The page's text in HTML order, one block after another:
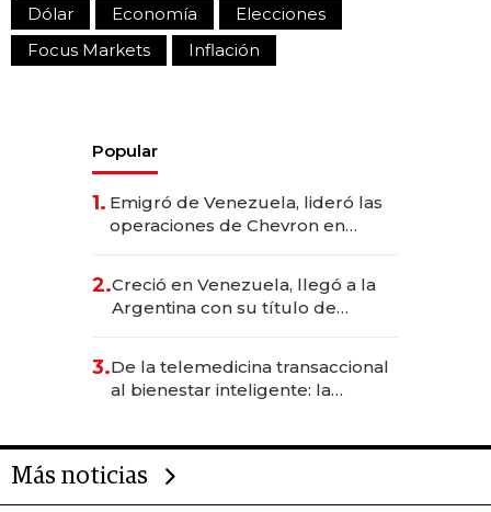
Dólar Economía
Elecciones
Focus Markets
Inflación
Popular
1. Emigró de Venezuela, lideró las
operaciones de Chevron en
2.Creció en Venezuela, llegó a la
Argentina con su título de
las marcas "fast premium"
3.De la telemedicina transaccional
al bienestar inteligente: la
Más noticias